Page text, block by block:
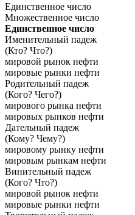
Единственное число
Множественное число
Единственное число
Именительный падеж
(Кто? Что?)
мировой рынок нефти
мировые рынки нефти
Родительный падеж
(Кого? Чего?)
мирового рынка нефти
мировых рынков нефти
Дательный падеж
(Кому? Чему?)
мировому рынку нефти
мировым рынкам нефти
Винительный падеж
(Кого? Что?)
мировой рынок нефти
мировые рынки нефти